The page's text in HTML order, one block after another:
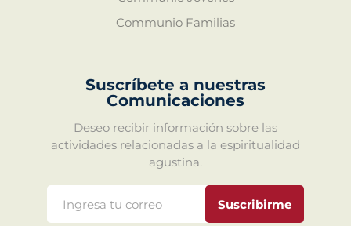
Communio Familias
Suscríbete a nuestras
Comunicaciones
Deseo recibir información sobre las
actividades relacionadas a la espiritualidad
agustina.
Suscribirme